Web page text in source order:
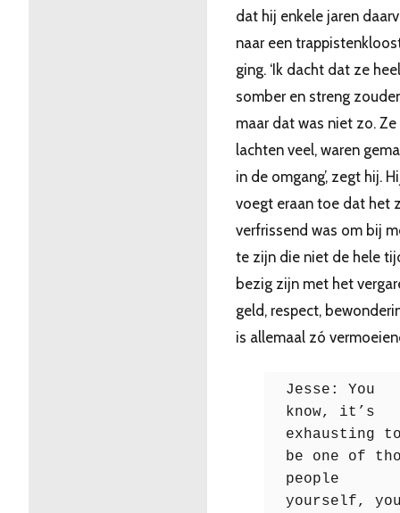
dat hij enkele jaren
naar een
ging. ‘Ik dacht dat ze heel
somber en streng
maar dat was niet zo. Ze
lachten veel, waren
in de omgang’, zegt hij.
voegt eraan toe dat het
verfrissend was om bij
te zijn die niet de hele
bezig zijn met het
geld, respect,
is allemaal zó
Jesse: You
know, it’s
exhausting
be one of
people
yourself,